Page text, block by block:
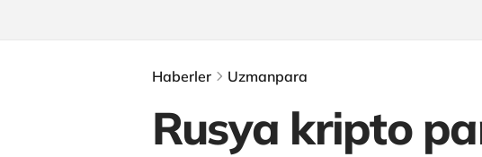
Haberler Uzmanpara
Rusya kripto